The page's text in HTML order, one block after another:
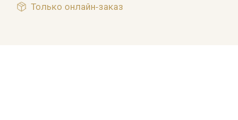
Только онлайн-заказ